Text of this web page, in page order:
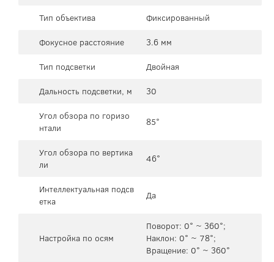
Тип объектива
Фиксированный
Фокусное расстояние
3.6 мм
Тип подсветки
Двойная
Дальность подсветки, м
30
Угол обзора по горизо
нтали
85°
Угол обзора по вертика
ли
46°
Интеллектуальная подсв
етка
Да
Настройка по осям
Поворот: 0° ~ 360°;
Наклон: 0° ~ 78°;
Вращение: 0° ~ 360°